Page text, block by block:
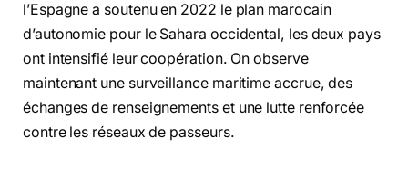
l’Espagne a soutenu en 2022 le plan marocain
d’autonomie pour le Sahara occidental, les deux pays
ont intensifié leur coopération. On observe
maintenant une surveillance maritime accrue, des
échanges de renseignements et une lutte renforcée
contre les réseaux de passeurs.